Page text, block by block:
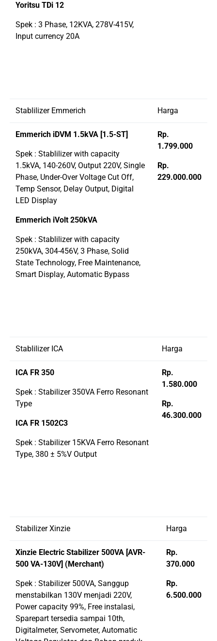
Yoritsu TDi 12
Spek : 3 Phase, 12KVA, 278V-415V,
Input currency 20A
Stablilizer Emmerich Harga
Emmerich iDVM 1.5kVA [1.5-ST]
Spek : Stablilizer with capacity
1.5kVA, 140-260V, Output 220V, Single
Phase, Under-Over Voltage Cut Off,
Temp Sensor, Delay Output, Digital
LED Display
Emmerich iVolt 250kVA
Spek : Stablilizer with capacity
250kVA, 304-456V, 3 Phase, Solid
State Technology, Free Maintenance,
Smart Display, Automatic Bypass
Rp.
1.799.000
Rp.
229.000.000
Stablilizer ICA Harga
ICA FR 350
Spek : Stabilizer 350VA Ferro Resonant
Type
ICA FR 1502C3
Spek : Stabilizer 15KVA Ferro Resonant
Type, 380 ± 5%V Output
Rp.
1.580.000
Rp.
46.300.000
Stabilizer Xinzie Harga
Xinzie Electric Stabilizer 500VA [AVR-
500 VA-130V] (Merchant)
Spek : Stabilizer 500VA, Sanggup
menstabilkan 130V menjadi 220V,
Power capacity 99%, Free instalasi,
Sparepart tersedia sampai 10th,
Digitalmeter, Servometer, Automatic
Rp.
370.000
Rp.
6.500.000